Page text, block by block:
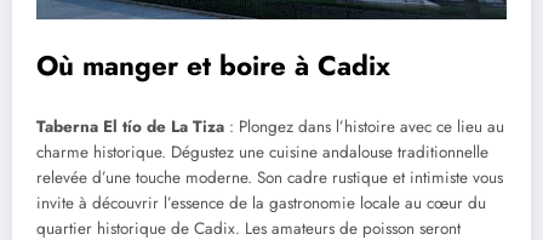
Où manger et boire à Cadix
Taberna El tío de La Tiza : Plongez dans l’histoire avec ce lieu au
charme historique. Dégustez une cuisine andalouse traditionnelle
relevée d’une touche moderne. Son cadre rustique et intimiste vous
invite à découvrir l’essence de la gastronomie locale au cœur du
quartier historique de Cadix. Les amateurs de poisson seront